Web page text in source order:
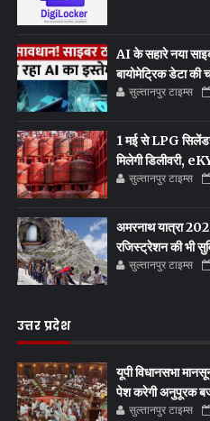
AI के सहारे नया
बायोमेट्रिक डेटा की
सुल्तानपुर टाइम्स
1 मई से LPG
मिलेगी डिलीवरी,
सुल्तानपुर टाइम्स
अमरनाथ यात्रा
रजिस्ट्रेशन की भी
सुल्तानपुर टाइम्स
उत्तर प्रदेश
यूपी विधानसभा
पेश करेगी अनुपूरक
सुल्तानपुर टाइम्स